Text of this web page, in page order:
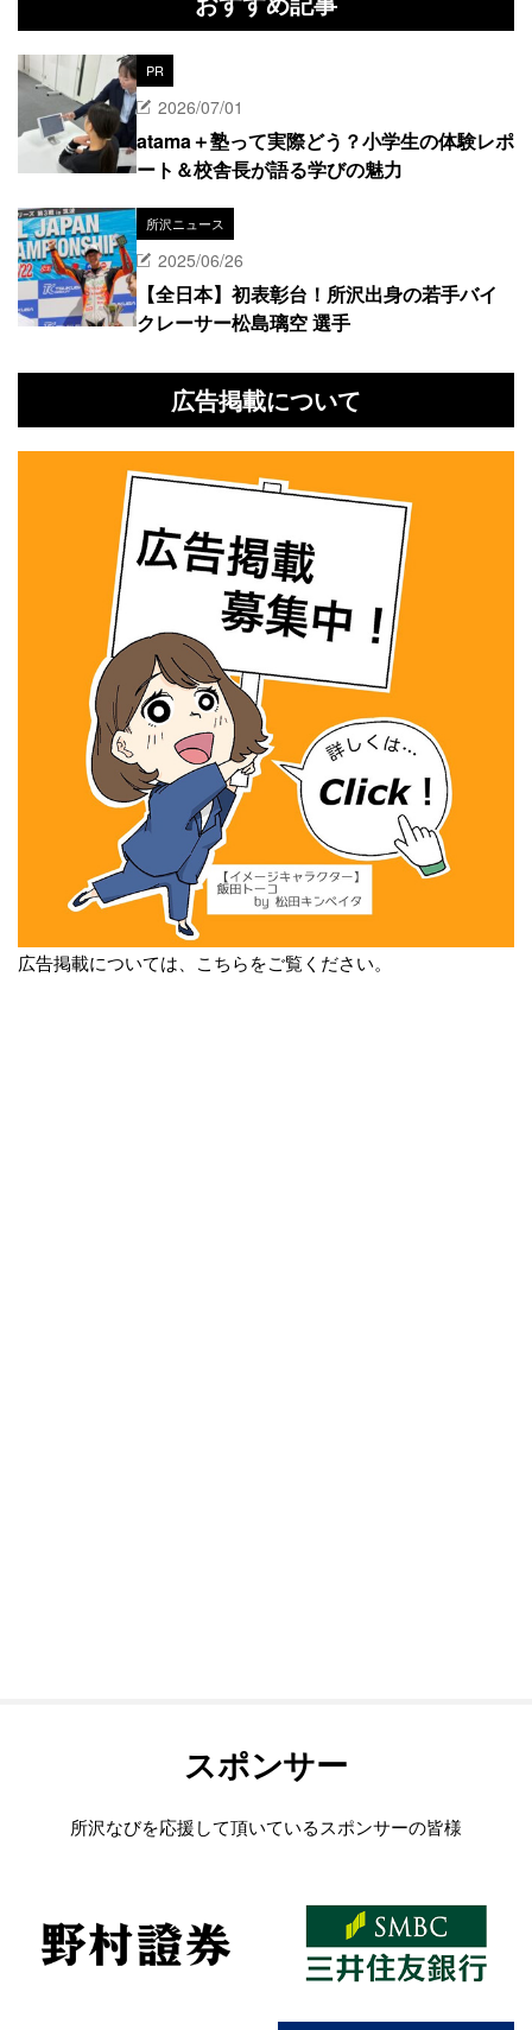
PR
2026/07/01
atama＋塾って実際どう？小学生の体験レポ
ート＆校舎長が語る学びの魅力
所沢ニュース
2025/06/26
【全日本】初表彰台！所沢出身の若手バイ
クレーサー松島璃空 選手
広告掲載について
広告掲載については、こちらをご覧ください。
スポンサー
所沢なびを応援して頂いているスポンサーの皆様